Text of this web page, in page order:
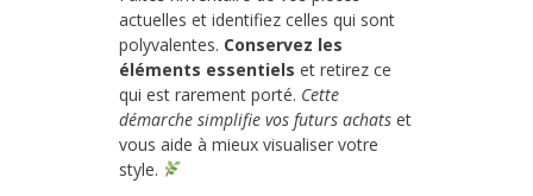
actuelles et identifiez celles qui sont
polyvalentes. Conservez les
éléments essentiels et retirez ce
qui est rarement porté. Cette
démarche simplifie vos futurs achats et
vous aide à mieux visualiser votre
style.